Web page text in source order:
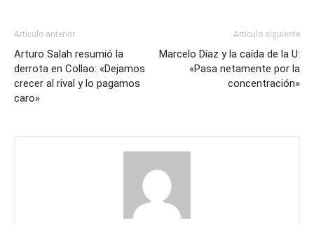
Artículo anterior
Arturo Salah resumió la
derrota en Collao: «Dejamos
crecer al rival y lo pagamos
caro»
Artículo siguiente
Marcelo Díaz y la caída de la U:
«Pasa netamente por la
concentración»